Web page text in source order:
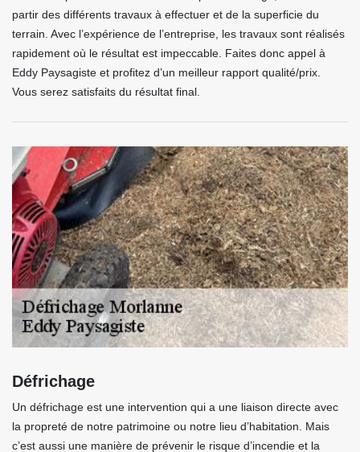
partir des différents travaux à effectuer et de la superficie du
terrain. Avec l’expérience de l’entreprise, les travaux sont réalisés
rapidement où le résultat est impeccable. Faites donc appel à
Eddy Paysagiste et profitez d’un meilleur rapport qualité/prix.
Vous serez satisfaits du résultat final.
Défrichage
Un défrichage est une intervention qui a une liaison directe avec
la propreté de notre patrimoine ou notre lieu d’habitation. Mais
c’est aussi une manière de prévenir le risque d’incendie et la